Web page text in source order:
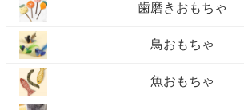
歯磨きおもちゃ
鳥おもちゃ
魚おもちゃ